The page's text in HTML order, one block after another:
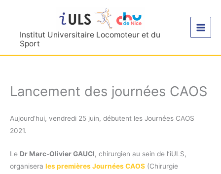
contenuInstitut Universitaire Locomoteur et du
Sport
Lancement des journées CAOS
Aujourd’hui, vendredi 25 juin, débutent les Journées CAOS
2021.
Le Dr Marc-Olivier GAUCI, chirurgien au sein de l’iULS,
organisera les premières Journées CAOS (Chirurgie